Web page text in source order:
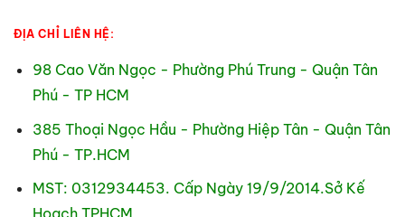
ĐỊA CHỈ LIÊN HỆ:
98 Cao Văn Ngọc - Phường Phú Trung - Quận Tân
Phú - TP HCM
385 Thoại Ngọc Hầu - Phường Hiệp Tân - Quận Tân
Phú - TP.HCM
MST: 0312934453. Cấp Ngày 19/9/2014.Sở Kế